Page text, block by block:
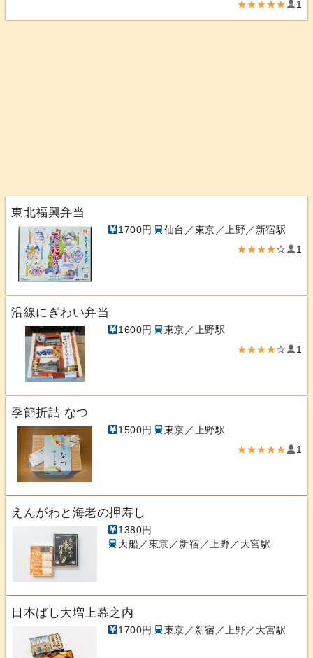
★★★★★ 1
東北福興弁当
1700円 仙台／東京／上野／新宿駅
★★★★☆ 1
沿線にぎわい弁当
1600円 東京／上野駅
★★★★☆ 1
季節折詰 なつ
1500円 東京／上野駅
★★★★★ 1
えんがわと海老の押寿し
1380円
大船／東京／新宿／上野／大宮駅
日本ばし大増上幕之内
1700円 東京／新宿／上野／大宮駅